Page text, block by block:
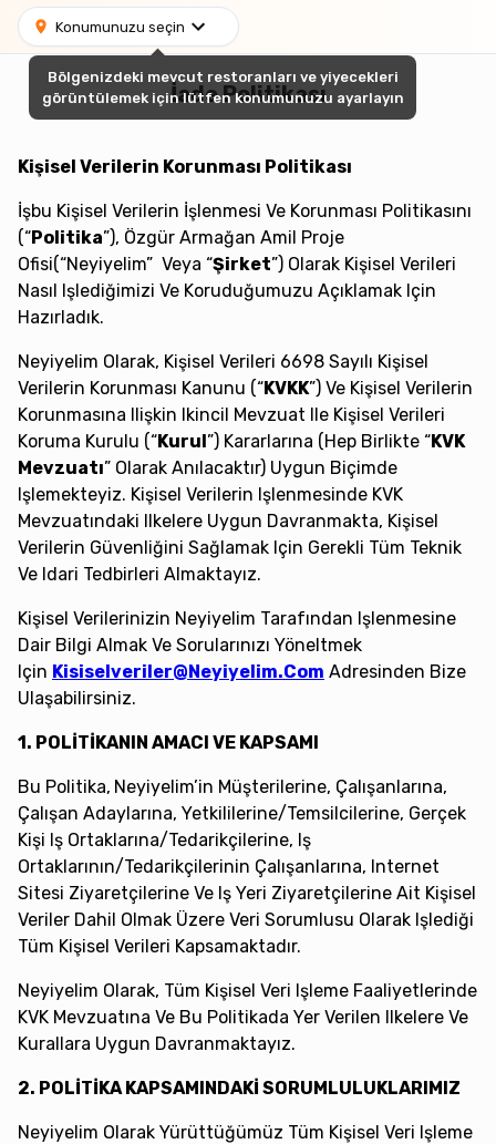
Konumunuzu seçin
İade Politikası
Kişisel Verilerin Korunması Politikası
İşbu Kişisel Verilerin İşlenmesi Ve Korunması Politikasını
(“Politika”), Özgür Armağan Amil Proje
Ofisi(“Neyiyelim” Veya “Şirket”) Olarak Kişisel Verileri
Nasıl Işlediğimizi Ve Koruduğumuzu Açıklamak Için
Hazırladık.
Neyiyelim Olarak, Kişisel Verileri 6698 Sayılı Kişisel
Verilerin Korunması Kanunu (“KVKK”) Ve Kişisel Verilerin
Korunmasına Ilişkin Ikincil Mevzuat Ile Kişisel Verileri
Koruma Kurulu (“Kurul”) Kararlarına (hep Birlikte “KVK
Mevzuatı” Olarak Anılacaktır) Uygun Biçimde
Işlemekteyiz. Kişisel Verilerin Işlenmesinde KVK
Mevzuatındaki Ilkelere Uygun Davranmakta, Kişisel
Verilerin Güvenliğini Sağlamak Için Gerekli Tüm Teknik
Ve Idari Tedbirleri Almaktayız.
Kişisel Verilerinizin Neyiyelim Tarafından Işlenmesine
Dair Bilgi Almak Ve Sorularınızı Yöneltmek
Için Kisiselveriler@neyiyelim.com Adresinden Bize
Ulaşabilirsiniz.
1. POLİTİKANIN AMACI VE KAPSAMI
Bu Politika, Neyiyelim’in Müşterilerine, Çalışanlarına,
Çalışan Adaylarına, Yetkililerine/temsilcilerine, Gerçek
Kişi Iş Ortaklarına/tedarikçilerine, Iş
Ortaklarının/tedarikçilerinin Çalışanlarına, Internet
Sitesi Ziyaretçilerine Ve Iş Yeri Ziyaretçilerine Ait Kişisel
Veriler Dahil Olmak Üzere Veri Sorumlusu Olarak Işlediği
Tüm Kişisel Verileri Kapsamaktadır.
Neyiyelim Olarak, Tüm Kişisel Veri Işleme Faaliyetlerinde
KVK Mevzuatına Ve Bu Politikada Yer Verilen Ilkelere Ve
Kurallara Uygun Davranmaktayız.
2. POLİTİKA KAPSAMINDAKİ SORUMLULUKLARIMIZ
Neyiyelim Olarak Yürüttüğümüz Tüm Kişisel Veri Işleme
Bölgenizdeki mevcut restoranları ve yiyecekleri
görüntülemek için lütfen konumunuzu ayarlayın